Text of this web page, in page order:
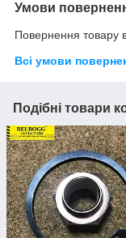
Умови
Повернення товару
Всі умови
Подібні товари